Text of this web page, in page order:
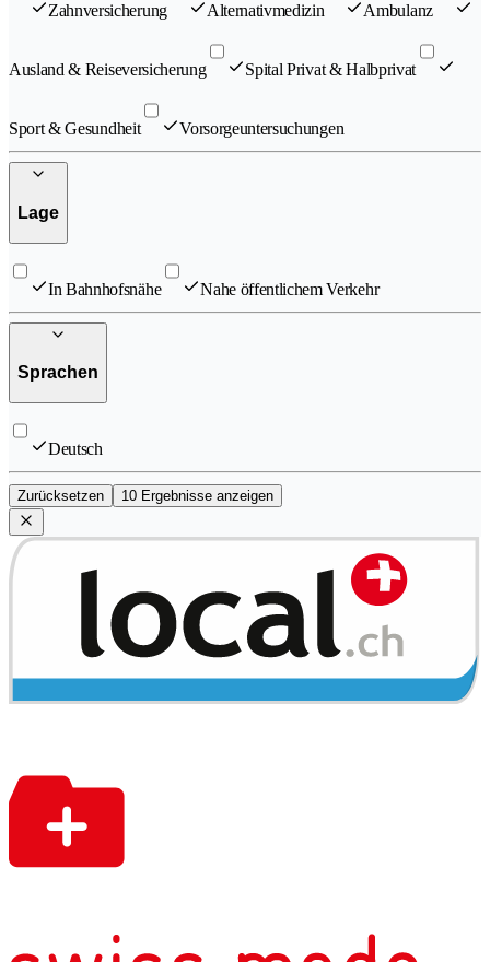
Zahnversicherung Alternativmedizin Ambulanz
Ausland & Reiseversicherung Spital Privat & Halbprivat
Sport & Gesundheit Vorsorgeuntersuchungen
Lage
In Bahnhofsnähe Nahe öffentlichem Verkehr
Sprachen
Deutsch
Zurücksetzen 10 Ergebnisse anzeigen